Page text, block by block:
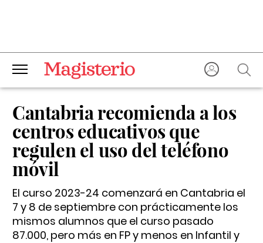
Cantabria recomienda a los
centros educativos que
regulen el uso del teléfono
móvil
El curso 2023-24 comenzará en Cantabria el
7 y 8 de septiembre con prácticamente los
mismos alumnos que el curso pasado
87.000, pero más en FP y menos en Infantil y